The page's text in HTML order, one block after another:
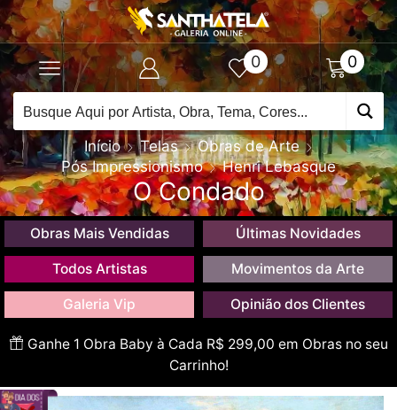
0 0
Início Telas
Obras de Arte
Pós Impressionismo
Henri Lebasque
O Condado
Obras Mais Vendidas Últimas Novidades
Todos Artistas Movimentos da Arte
Galeria Vip Opinião dos Clientes
Ganhe 1 Obra Baby à Cada R$ 299,00 em Obras no seu
Carrinho!